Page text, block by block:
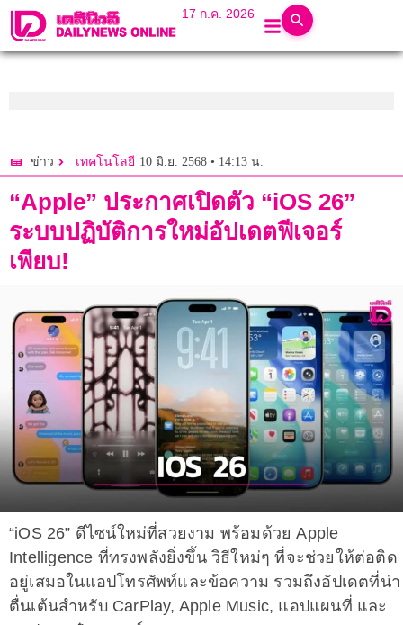
17 ก.ค. 2026
ข่าว เทคโนโลยี 10 มิ.ย. 2568 • 14:13 น.
“Apple” ประกาศเปิดตัว “iOS 26”
ระบบปฏิบัติการใหม่อัปเดตฟีเจอร์
เพียบ!
“iOS 26” ดีไซน์ใหม่ที่สวยงาม พร้อมด้วย Apple
Intelligence ที่ทรงพลังยิ่งขึ้น วิธีใหม่ๆ ที่จะช่วยให้ต่อติด
อยู่เสมอในแอปโทรศัพท์และข้อความ รวมถึงอัปเดตที่น่า
ตื่นเต้นสำหรับ CarPlay, Apple Music, แอปแผนที่ และ